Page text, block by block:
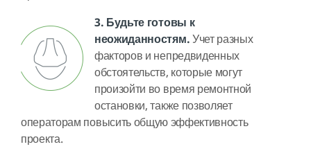
3. Будьте готовы к
неожиданностям.Учет разных
факторов и непредвиденных
обстоятельств, которые могут
произойти во время ремонтной
остановки, также позволяет
операторам повысить общую эффективность
проекта.